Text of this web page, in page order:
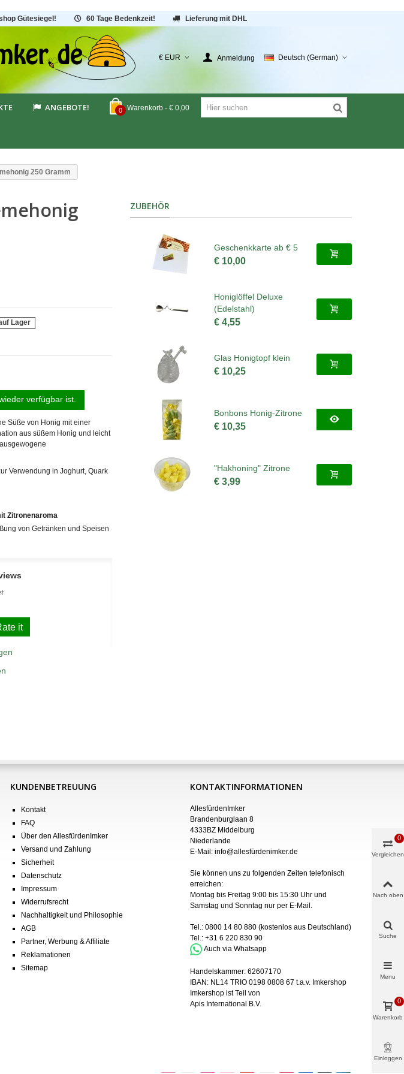
Gütesiegel!
60 Tage Bedenkzeit! Lieferung mit DHL
€ EUR Anmeldung Deutsch (German)
0 Warenkorb - € 0,00
ANGEBOTE!
250 Gramm
Lager
verfügbar ist.
Süße von Honig mit einer
aus süßem Honig und leicht
Verwendung in Joghurt, Quark
Zitronenaroma
von Getränken und Speisen
it
ZUBEHÖR
Geschenkkarte ab € 5
€ 10,00
Honiglöffel Deluxe
(Edelstahl)
€ 4,55
Glas Honigtopf klein
€ 10,25
Bonbons Honig-Zitrone
€ 10,35
"Hakhoning" Zitrone
€ 3,99
KUNDENBETREUUNG
Kontakt
FAQ
Über den AllesfürdenImker
Versand und Zahlung
Sicherheit
Datenschutz
Impressum
Widerrufsrecht
Nachhaltigkeit und Philosophie
AGB
Partner, Werbung & Affiliate
Reklamationen
Sitemap
KONTAKTINFORMATIONEN
AllesfürdenImker
Brandenburglaan 8
4333BZ Middelburg
Niederlande
E-Mail: info@allesfürdenimker.de
Sie können uns zu folgenden Zeiten telefonisch
erreichen:
Montag bis Freitag 9:00 bis 15:30 Uhr und
Samstag und Sonntag nur per E-Mail .
Tel.: 0800 14 80 880 (kostenlos aus Deutschland)
Tel.: +31 6 220 830 90
Auch via Whatsapp
Handelskammer: 62607170
IBAN: NL14 TRIO 0198 0808 67 t.a.v. Imkershop
Imkershop ist Teil von
Apis International B.V.
Vergleichen
0
Nach oben
Suche
Menu
Warenkorb
0
Einloggen